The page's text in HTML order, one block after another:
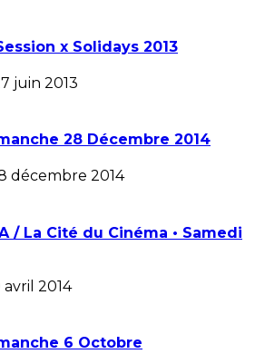
x Solidays 2013
juin 2013
28 Décembre 2014
décembre 2014
/ La Cité du Cinéma • Samedi
avril 2014
6 Octobre